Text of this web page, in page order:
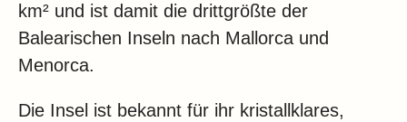
km² und ist damit die drittgrößte der
Balearischen Inseln nach Mallorca und
Menorca.
Die Insel ist bekannt für ihr kristallklares,